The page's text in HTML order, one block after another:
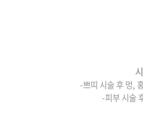
-쁘띠 시술 후 멍,
-피부 시술